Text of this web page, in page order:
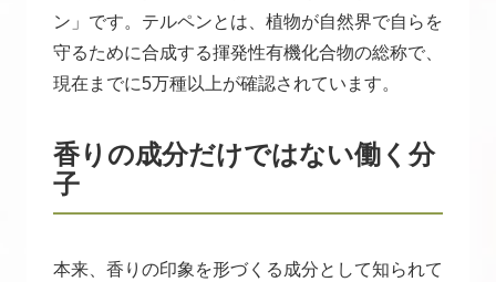
ン」です。テルペンとは、植物が自然界で自らを
守るために合成する揮発性有機化合物の総称で、
現在までに5万種以上が確認されています。
香りの成分だけではない働く分
子
本来、香りの印象を形づくる成分として知られて